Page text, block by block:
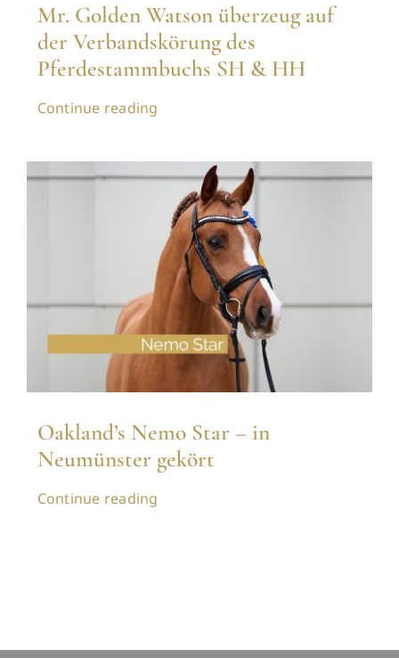
Mr. Golden Watson überzeug auf
der Verbandskörung des
Pferdestammbuchs SH & HH
Continue reading
Oakland’s Nemo Star – in
Neumünster gekört
Continue reading